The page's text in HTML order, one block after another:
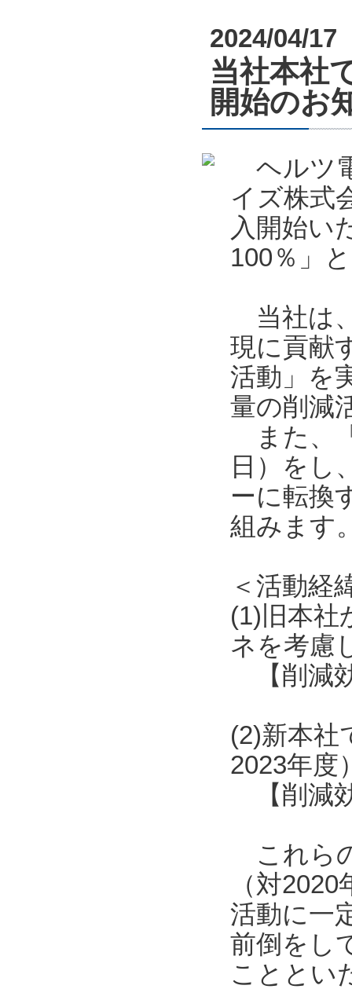
2024/04/17
当社本社
開始のお
ヘルツ
イズ株式
入開始い
100％」
当社は
現に貢献
活動」を
量の削減
また、
日）をし
ーに転換
組みます
＜活動経
(1)旧本社
ネを考慮
【削減
(2)新本社
2023年度
【削減
これら
（対
活動に一
前倒をし
こととい